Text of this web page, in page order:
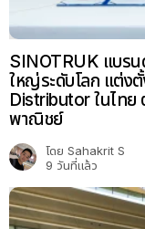
SINOTRUK แบร
ใหญ่ระดับโลก แต่ง
Distributor ในไทย
พาณิชย์
โดย Sahakrit S
9 วันที่แล้ว